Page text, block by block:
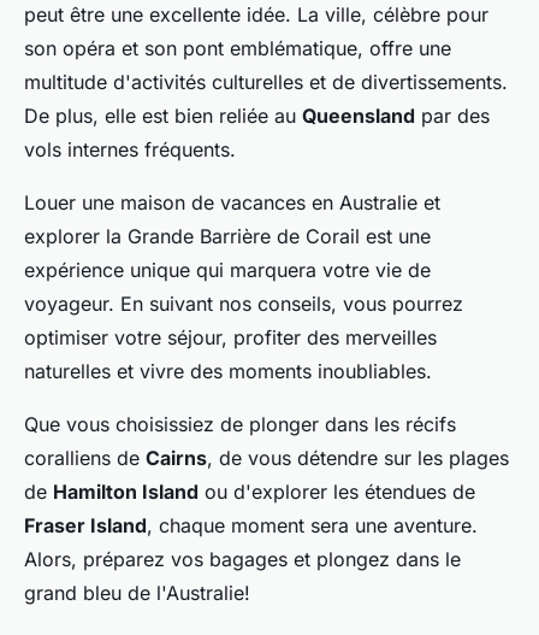
peut être une excellente idée. La ville, célèbre pour
son opéra et son pont emblématique, offre une
multitude d'activités culturelles et de divertissements.
De plus, elle est bien reliée au Queensland par des
vols internes fréquents.
Louer une maison de vacances en Australie et
explorer la Grande Barrière de Corail est une
expérience unique qui marquera votre vie de
voyageur. En suivant nos conseils, vous pourrez
optimiser votre séjour, profiter des merveilles
naturelles et vivre des moments inoubliables.
Que vous choisissiez de plonger dans les récifs
coralliens de Cairns, de vous détendre sur les plages
de Hamilton Island ou d'explorer les étendues de
Fraser Island, chaque moment sera une aventure.
Alors, préparez vos bagages et plongez dans le
grand bleu de l'Australie!